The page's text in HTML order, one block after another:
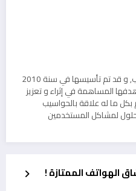
مدونة تقنية يوجد مقرها في المغرب, و قد تم تأسيسها في سنة 2010
المساهمة في إثراء و تعزيز
ما له علاقة بالحواسيب
حلول لمشاكل المستخدمين
الهواتف الممتازة !